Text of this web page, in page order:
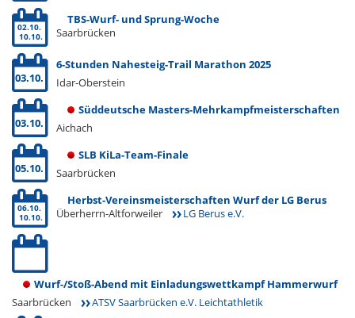
TBS-Wurf- und Sprung-Woche
02.10.
10.10.
Saarbrücken
6-Stunden Nahesteig-Trail Marathon 2025
03.10.
Idar-Oberstein
Süddeutsche Masters-Mehrkampfmeisterschaften
03.10.
Aichach
SLB KiLa-Team-Finale
05.10.
Saarbrücken
Herbst-Vereinsmeisterschaften Wurf der LG Berus
06.10.
10.10.
Überherrn-Altforweiler LG Berus e.V.
Wurf-/Stoß-Abend mit Einladungswettkampf Hammerwurf
Saarbrücken
ATSV Saarbrücken e.V. Leichtathletik